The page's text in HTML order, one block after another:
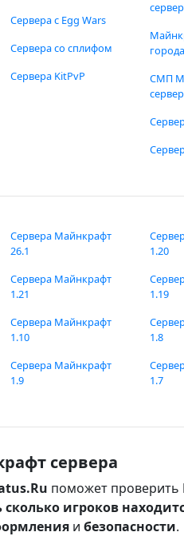
Сервера с Egg Wars
Сервера со сплифом
Сервера KitPvP
СМП
Сервера Майнкрафт
26.1
Сервера Майнкрафт
1.21
1.20
1.19
Сервера Майнкрафт
1.10
Сервера Майнкрафт
1.9
1.8
1.7
сервера
поможет проверить
сколько игроков
и безопасности.